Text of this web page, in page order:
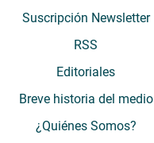
Suscripción Newsletter
RSS
Editoriales
Breve historia del medio
¿Quiénes Somos?